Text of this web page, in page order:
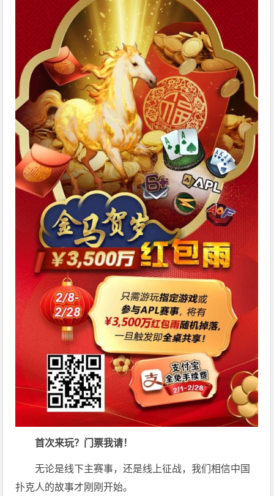
首次来玩？门票我请！
无论是线下主赛事，还是线上征战，我们相信中国
扑克人的故事才刚刚开始。